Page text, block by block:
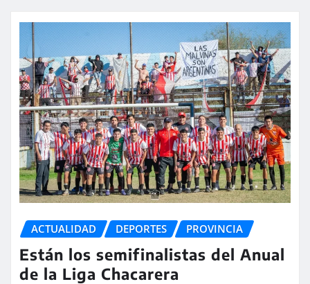
ACTUALIDAD DEPORTES PROVINCIA
Están los semifinalistas del Anual
de la Liga Chacarera